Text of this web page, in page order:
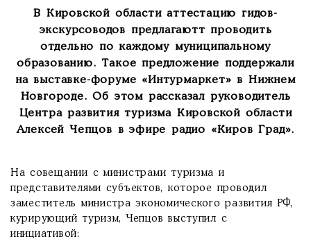
В Кировской области аттестацию гидов-
экскурсоводов предлагаютт проводить
отдельно по каждому муниципальному
образованию. Такое предложение поддержали
на выставке-форуме «Интурмаркет» в Нижнем
Новгороде. Об этом рассказал руководитель
Центра развития туризма Кировской области
Алексей Чепцов в эфире радио «Киров Град».
На совещании с министрами туризма и
представителями субъектов, которое проводил
заместитель министра экономического развития РФ,
курирующий туризм, Чепцов выступил с
инициативой: